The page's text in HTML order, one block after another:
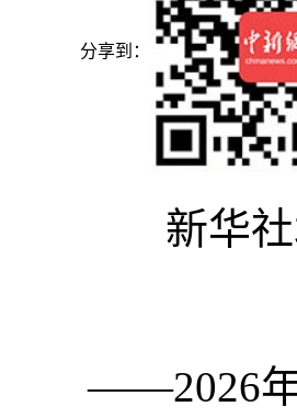
分享到：
新华社
——2026年